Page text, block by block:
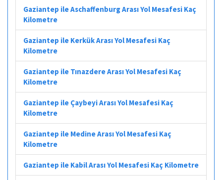
Gaziantep ile Aschaffenburg Arası Yol Mesafesi Kaç
Kilometre
Gaziantep ile Kerkük Arası Yol Mesafesi Kaç
Kilometre
Gaziantep ile Tınazdere Arası Yol Mesafesi Kaç
Kilometre
Gaziantep ile Çaybeyi Arası Yol Mesafesi Kaç
Kilometre
Gaziantep ile Medine Arası Yol Mesafesi Kaç
Kilometre
Gaziantep ile Kabil Arası Yol Mesafesi Kaç Kilometre